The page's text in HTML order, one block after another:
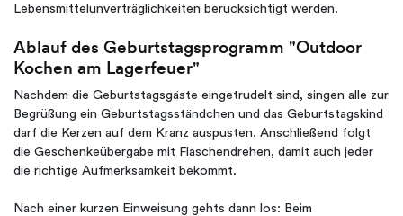
Lebensmittelunverträglichkeiten berücksichtigt werden.
Ablauf des Geburtstagsprogramm "Outdoor
Kochen am Lagerfeuer"
Nachdem die Geburtstagsgäste eingetrudelt sind, singen alle zur
Begrüßung ein Geburtstagsständchen und das Geburtstagskind
darf die Kerzen auf dem Kranz auspusten. Anschließend folgt
die Geschenkeübergabe mit Flaschendrehen, damit auch jeder
die richtige Aufmerksamkeit bekommt.
Nach einer kurzen Einweisung gehts dann los: Beim